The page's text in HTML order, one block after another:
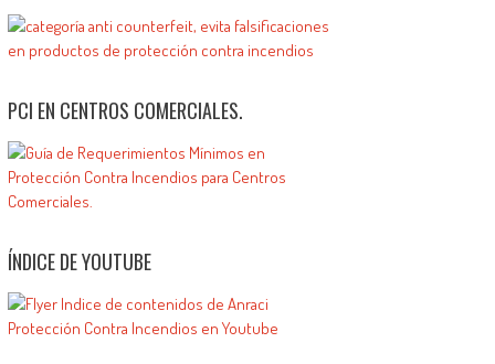
PCI EN CENTROS COMERCIALES.
ÍNDICE DE YOUTUBE